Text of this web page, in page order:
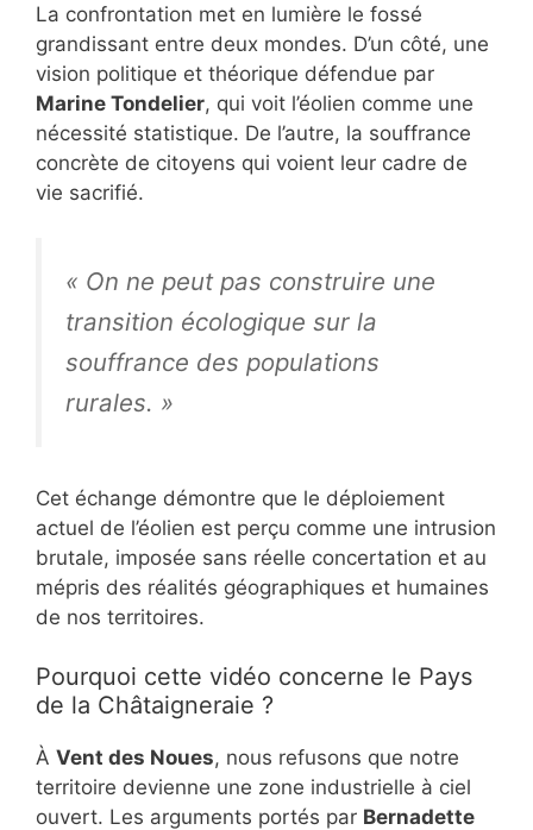
La confrontation met en lumière le fossé
grandissant entre deux mondes. D’un côté, une
vision politique et théorique défendue par
Marine Tondelier, qui voit l’éolien comme une
nécessité statistique. De l’autre, la souffrance
concrète de citoyens qui voient leur cadre de
vie sacrifié.
« On ne peut pas construire une
transition écologique sur la
souffrance des populations
rurales. »
Cet échange démontre que le déploiement
actuel de l’éolien est perçu comme une intrusion
brutale, imposée sans réelle concertation et au
mépris des réalités géographiques et humaines
de nos territoires.
Pourquoi cette vidéo concerne le Pays
de la Châtaigneraie ?
À Vent des Noues, nous refusons que notre
territoire devienne une zone industrielle à ciel
ouvert. Les arguments portés par Bernadette